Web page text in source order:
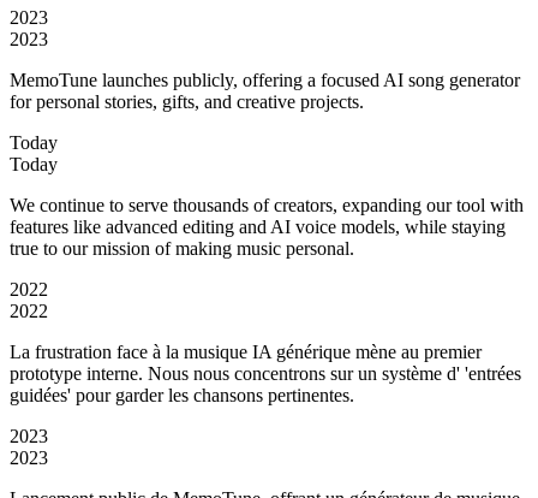
2023
2023
MemoTune launches publicly, offering a focused AI song generator
for personal stories, gifts, and creative projects.
Today
Today
We continue to serve thousands of creators, expanding our tool with
features like advanced editing and AI voice models, while staying
true to our mission of making music personal.
2022
2022
La frustration face à la musique IA générique mène au premier
prototype interne. Nous nous concentrons sur un système d' 'entrées
guidées' pour garder les chansons pertinentes.
2023
2023